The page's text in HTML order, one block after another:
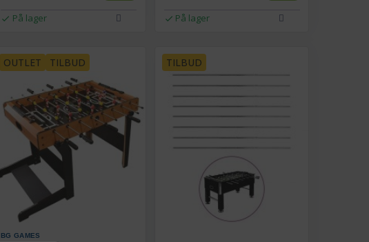
På lager På lager
OUTLET TILBUD
BG GAMES
TILBUD